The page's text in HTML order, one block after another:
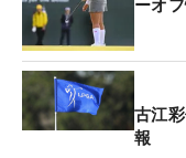
に、守るところは
しっかりやりたい
戦略の準備をしか
狙って挑んでいく
ーオ
古江
報